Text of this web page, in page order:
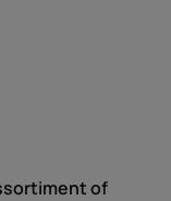
of